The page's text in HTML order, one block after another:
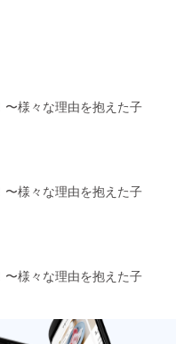
様々な理由を抱えた子
様々な理由を抱えた子
様々な理由を抱えた子